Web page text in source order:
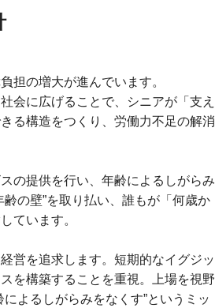
担の増大が進んでいます。
会に広げることで、シニアが「支え
る構造をつくり、労働力不足の解消
の提供を行い、年齢によるしがらみ
の壁”を取り払い、誰もが「何歳か
ています。
営を追求します。短期的なイグジッ
を構築することを重視。上場を視野
よるしがらみをなくす”というミッ